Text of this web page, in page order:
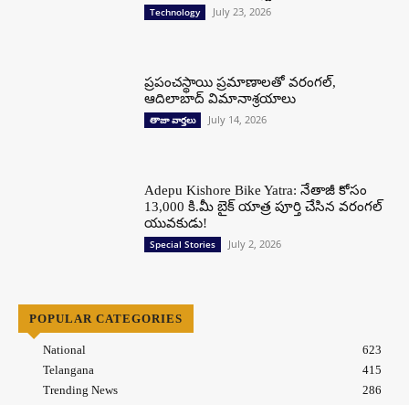
Technology July 23, 2026
ప్రపంచస్థాయి ప్రమాణాలతో వరంగల్,
ఆదిలాబాద్ విమానాశ్రయాలు
తాజా వార్తలు July 14, 2026
Adepu Kishore Bike Yatra: నేతాజీ కోసం
13,000 కి.మీ బైక్ యాత్ర పూర్తి చేసిన వరంగల్
యువకుడు!
Special Stories July 2, 2026
POPULAR CATEGORIES
National
623
Telangana
415
Trending News
286